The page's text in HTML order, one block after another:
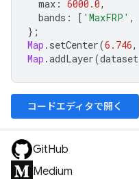
max : 6000.0,
bands : [ 'MaxFRP' ,
};
Map . setCenter(6.746,
Map .addLayer(dataset
コードエディタで開く
GitHub
Medium